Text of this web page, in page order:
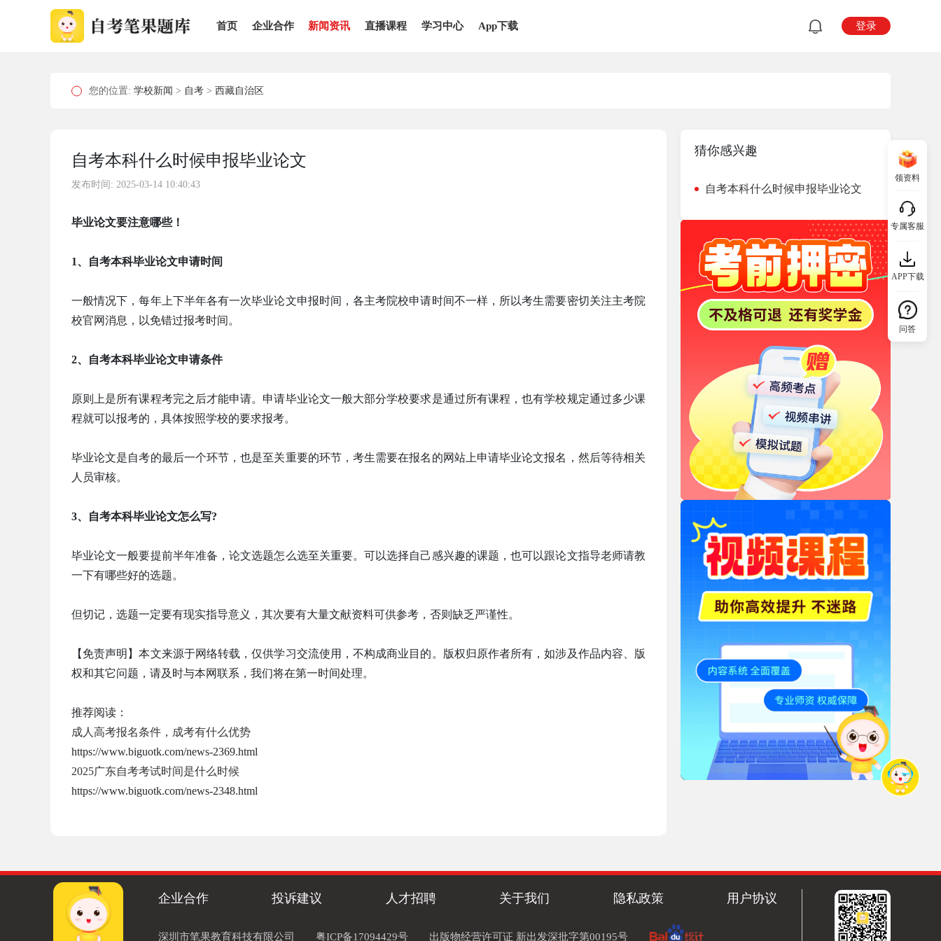
首页 企业合作 新闻资讯 直播课程 学习中心 App下载 登录
领资料
专属客服
APP下载
问答
您的位置: 学校新闻 > 自考 > 西藏自治区
自考本科什么时候申报毕业论文
发布时间: 2025-03-14 10:40:43
毕业论文要注意哪些！
1、自考本科毕业论文申请时间
一般情况下，每年上下半年各有一次毕业论文申报时间，各主考院校申请时间不一样，所以考生需要密切关注主考院
校官网消息，以免错过报考时间。
2、自考本科毕业论文申请条件
原则上是所有课程考完之后才能申请。申请毕业论文一般大部分学校要求是通过所有课程，也有学校规定通过多少课
程就可以报考的，具体按照学校的要求报考。
毕业论文是自考的最后一个环节，也是至关重要的环节，考生需要在报名的网站上申请毕业论文报名，然后等待相关
人员审核。
3、自考本科毕业论文怎么写?
毕业论文一般要提前半年准备，论文选题怎么选至关重要。可以选择自己感兴趣的课题，也可以跟论文指导老师请教
一下有哪些好的选题。
但切记，选题一定要有现实指导意义，其次要有大量文献资料可供参考，否则缺乏严谨性。
【免责声明】本文来源于网络转载，仅供学习交流使用，不构成商业目的。版权归原作者所有，如涉及作品内容、版
权和其它问题，请及时与本网联系，我们将在第一时间处理。
推荐阅读：
成人高考报名条件，成考有什么优势
https://www.biguotk.com/news-2369.html
2025广东自考考试时间是什么时候
https://www.biguotk.com/news-2348.html
猜你感兴趣
自考本科什么时候申报毕业论文
企业合作 投诉建议 人才招聘 关于我们 隐私政策 用户协议
深圳市笔果教育科技有限公司 粤ICP备17094429号 出版物经营许可证 新出发深批字第00195号